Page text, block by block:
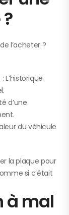
l’acheter ?
d’une
du véhicule
la plaque pour
si c’était
à mal